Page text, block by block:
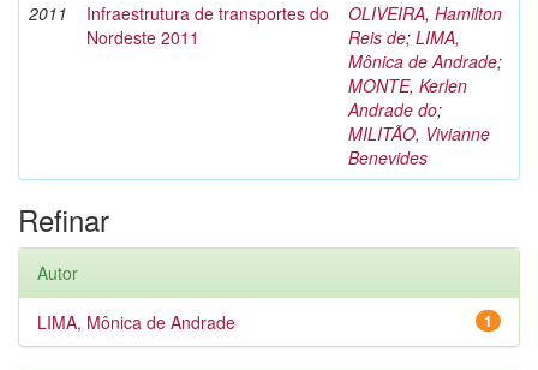
2011
Infraestrutura de transportes do
Nordeste 2011
OLIVEIRA, Hamilton
Reis de; LIMA,
Mônica de Andrade;
MONTE, Kerlen
Andrade do;
MILITÃO, Vivianne
Benevides
Refinar
Autor
1
LIMA, Mônica de Andrade